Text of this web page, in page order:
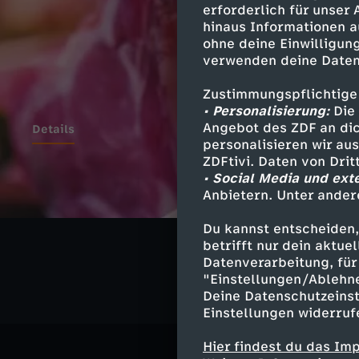
erforderlich für unser
hinaus Informationen
ohne deine
verwenden deine
• Personalisierung:Die
Angebot des ZDF an
personalisieren wir
ZDFtivi. Daten von
• Social Media und
Anbietern. Unter
Du kannst
betrifft nur dein
Datenverarbeitung,
"Einstellungen/
Deine
Einstellungen
Hier findest du das
Details
Ähnliche